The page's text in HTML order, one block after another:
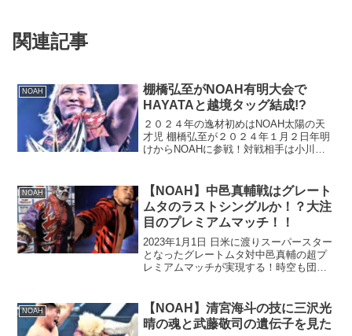
関連記事
NOAH
棚橋弘至がNOAH有明大会で
HAYATAと越境タッグ結成!?
２０２４年の逸材初めはNOAH太陽の天
才児 棚橋弘至が２０２４年１月２日年明
けからNOAHに参戦！対戦相手は小川良
の前哨戦となります。他にも、棚橋が新
日本の選手と...
NOAH
【NOAH】中邑真輔戦はグレート
ムタのラストシングルか！？大注
目のプレミアムマッチ！！
2023年1月1日 日米に渡りスーパースター
となったグレートムタ対中邑真輔の超プ
レミアムマッチが実現する！時空も団体
NOAH
【NOAH】清宮海斗の技に三沢光
晴の魂と武藤敬司の遺伝子を見た